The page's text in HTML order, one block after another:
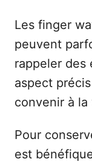
Les finger
peuvent
rappeler des
aspect
convenir à
Pour
est